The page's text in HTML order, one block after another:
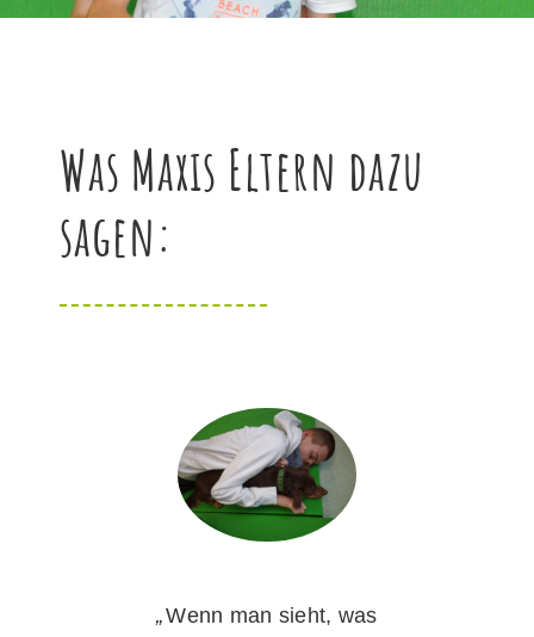
Was Maxis Eltern dazu
sagen:
„Wenn man sieht, was